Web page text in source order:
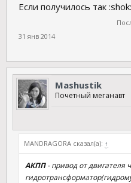
Если получилось так
31 янв 2014
Mashustik
Почетный меганавт
MANDRAGORA сказал(а): ↑
АКПП- привод от двигателя